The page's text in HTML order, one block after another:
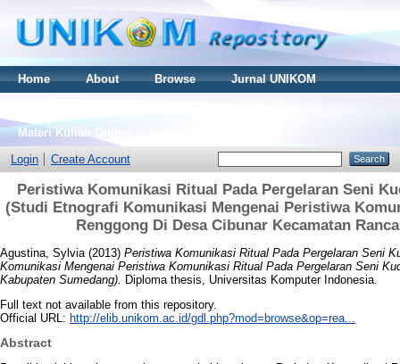
Home About Browse
Jurnal UNIKOM
Materi Kuliah Online
Login
Create Account
Peristiwa Komunikasi Ritual Pada Pergelaran Seni
(Studi Etnografi Komunikasi Mengenai Peristiwa
Renggong Di Desa Cibunar Kecamatan
Agustina, Sylvia (2013) Peristiwa Komunikasi Ritual Pada Pergelaran Seni
Komunikasi Mengenai Peristiwa Komunikasi Ritual Pada Pergelaran Seni
Kabupaten Sumedang).
Diploma thesis, Universitas Komputer Indonesia.
Full text not available from this repository.
Official URL: http://elib.unikom.ac.id/gdl.php?mod=browse&op=rea...
Abstract